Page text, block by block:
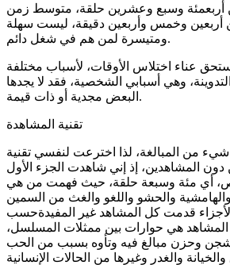
وسبع وعشرين حلقة، متوسط زمن
أربعين وخمس وأربعين دقيقة، ليست سهلة
ومتيسرة لمن هم في شغل دائم.
عناء اختلاس الأوقات، لأسباب مختلفة
وهي أسبابي الشخصية، فقد لا يجدها
البعض مجدية أو ذات قيمة.
تقنية المشاهدة
من المبالغة، لذا اخترعت لنفسي تقنية
المشاهدين، إذ إني شاهدت الجزء الأول
أي مئة وسبعة حلقة، حيث فهمت من هي
والحشو واللغو والغث من السمين
قدمت كل المشاهد غير المفيدةحسب
هي حوارات بين ممثلات المسلسل،
وحزن مبالغ فيه وتأوه بسبب من الحب